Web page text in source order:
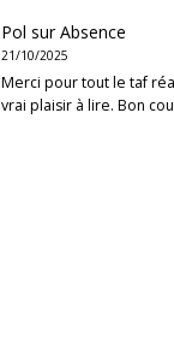
Pol surAbsence
21/10/2025
Merci pour tout le taf
vrai plaisir à lire. Bon